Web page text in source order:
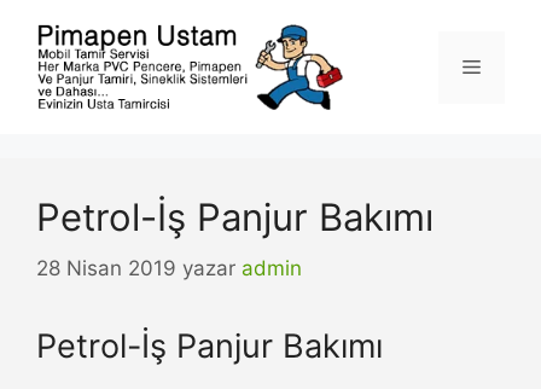
Menü
Petrol-İş Panjur Bakımı
28 Nisan 2019 yazar admin
Petrol-İş Panjur Bakımı